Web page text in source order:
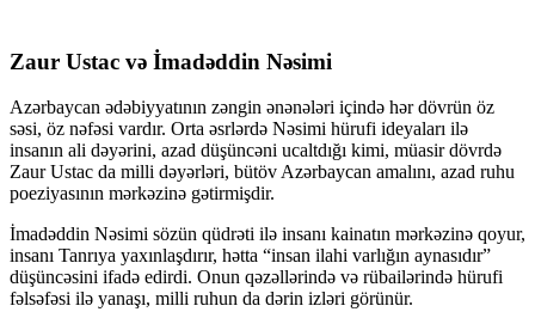
Zaur Ustac və İmadəddin Nəsimi
Azərbaycan ədəbiyyatının zəngin ənənələri içində hər dövrün öz
səsi, öz nəfəsi vardır. Orta əsrlərdə Nəsimi hürufi ideyaları ilə
insanın ali dəyərini, azad düşüncəni ucaltdığı kimi, müasir dövrdə
Zaur Ustac da milli dəyərləri, bütöv Azərbaycan amalını, azad ruhu
poeziyasının mərkəzinə gətirmişdir.
İmadəddin Nəsimi sözün qüdrəti ilə insanı kainatın mərkəzinə qoyur,
insanı Tanrıya yaxınlaşdırır, hətta “insan ilahi varlığın aynasıdır”
düşüncəsini ifadə edirdi. Onun qəzəllərində və rübailərində hürufi
fəlsəfəsi ilə yanaşı, milli ruhun da dərin izləri görünür.